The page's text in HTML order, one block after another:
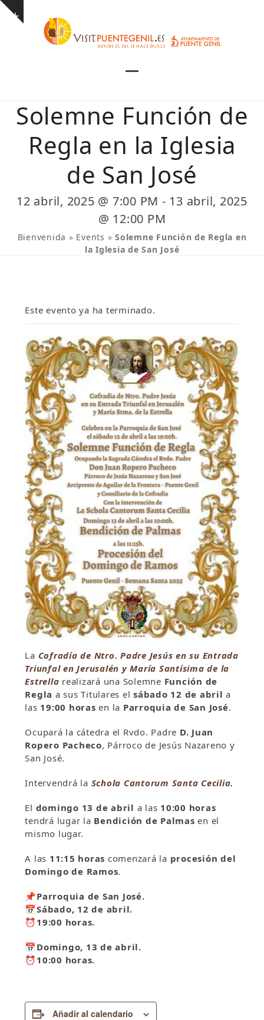
Skip
Show
mobile
menu
mobile
menu
Solemne Función de
Regla en la Iglesia
de San José
12 abril, 2025 @ 7:00 PM - 13 abril, 2025
@ 12:00 PM
Bienvenida » Events »Solemne Función de Regla en
la Iglesia de San José
Este evento ya ha terminado.
La Cofradía de Ntro. Padre Jesús en su Entrada
Triunfal en Jerusalén y María Santísima de la
Estrella realizará una Solemne Función de
Regla a sus Titulares elsábado 12 de abril a
las 19:00 horas en la Parroquia de San José.
Ocupará la cátedra el Rvdo. Padre D. Juan
Ropero Pacheco, Párroco de Jesús Nazareno y
San José.
Intervendrá la Schola Cantorum Santa Cecilia.
El domingo 13 de abril a las 10:00 horas
tendrá lugar la Bendición de Palmas en el
mismo lugar.
A las 11:15 horas comenzará la procesión del
Domingo de Ramos.
📌Parroquia de San José.
📅Sábado, 12 de abril.
⏰19:00 horas.
📅Domingo, 13 de abril.
⏰10:00 horas.
Añadir al calendario